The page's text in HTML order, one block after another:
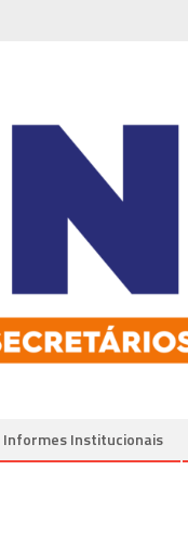
Informes Institucionais